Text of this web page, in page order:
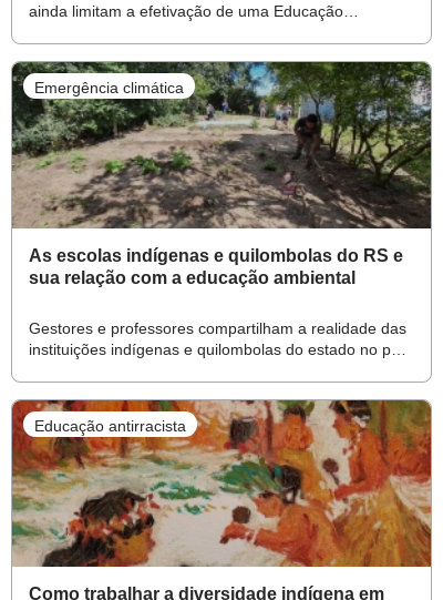
ainda limitam a efetivação de uma Educação
Emergência climática
As escolas indígenas e quilombolas do RS e
sua relação com a educação ambiental
Gestores e professores compartilham a realidade das
instituições indígenas e quilombolas do estado no pós-
Educação antirracista
Como trabalhar a diversidade indígena em